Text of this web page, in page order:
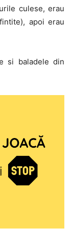
culese, erau
apoi erau
si baladele din